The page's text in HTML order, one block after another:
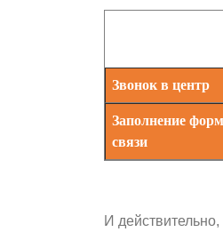
Звонок в центр
Заполнение
связи
И действительно,